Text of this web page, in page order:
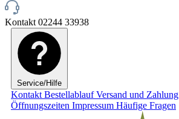
Kontakt 02244 33938
Service/Hilfe
Kontakt BestellablaufVersand und Zahlung
Öffnungszeiten Impressum Häufige Fragen